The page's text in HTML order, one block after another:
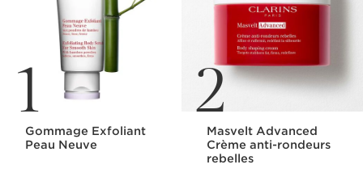
1
Gommage Exfoliant
Peau Neuve
2
Masvelt Advanced
Crème anti-rondeurs
rebelles